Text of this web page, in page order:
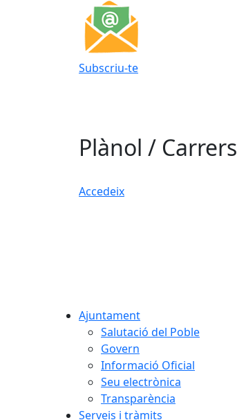
Subscriu-te
Plànol / Carrers
Accedeix
Ajuntament
Salutació del Poble
Govern
Informació Oficial
Seu electrònica
Transparència
Serveis i tràmits